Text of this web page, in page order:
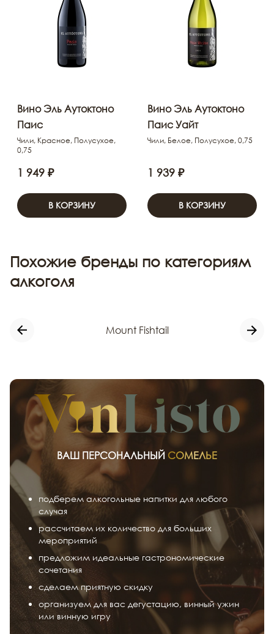
Вино Эль Аутоктоно
Паис
Чили, Красное, Полусухое,
0,75
1 949 ₽
В КОРЗИНУ
Вино Эль Аутоктоно
Паис Уайт
Чили, Белое, Полусухое, 0,75
1 939 ₽
В КОРЗИНУ
Похожие бренды по категориям
алкоголя
Mount Fishtail
ВАШ ПЕРСОНАЛЬНЫЙ СОМЕЛЬЕ
подберем алкогольные напитки для любого
случая
рассчитаем их количество для больших
мероприятий
предложим идеальные гастрономические
сочетания
сделаем приятную скидку
организуем для вас дегустацию, винный ужин
или винную игру